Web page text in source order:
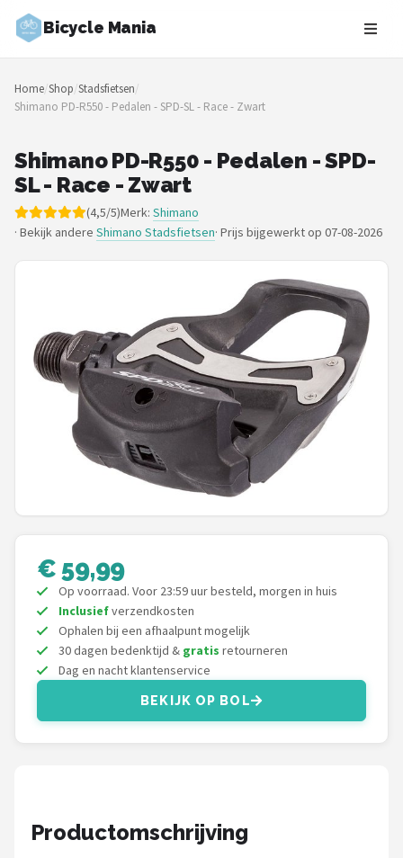
Bicycle Mania
Zoeken
NAVIGATIE
Merken
Blog
Fietsroutes
Stadsfietsen
Elektrische fietsen
Mountainbikes
Volare
ABUS
AXA
New Looxs
Home/Shop/Stadsfietsen/
Shimano PD-R550 - Pedalen - SPD-SL - Race - Zwart
Shimano PD-R550 - Pedalen - SPD-
SL - Race - Zwart
(4,5/5)Merk: Shimano
· Bekijk andere Shimano Stadsfietsen· Prijs bijgewerkt op 07-08-2026
€ 59,99
Op voorraad. Voor 23:59 uur besteld, morgen in huis
Inclusiefverzendkosten
Ophalen bij een afhaalpunt mogelijk
30 dagen bedenktijd & gratis retourneren
Dag en nacht klantenservice
BEKIJK OP BOL
Productomschrijving